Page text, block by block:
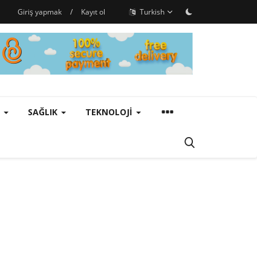
Giriş yapmak / Kayıt ol Turkish
SAĞLIK TEKNOLOJI